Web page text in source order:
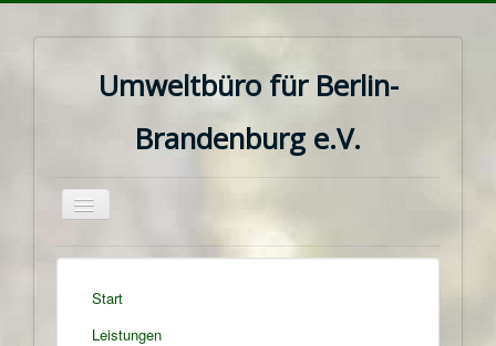
Umweltbüro für Berlin-
Brandenburg e.V.
Navigation
Start
Leistungen